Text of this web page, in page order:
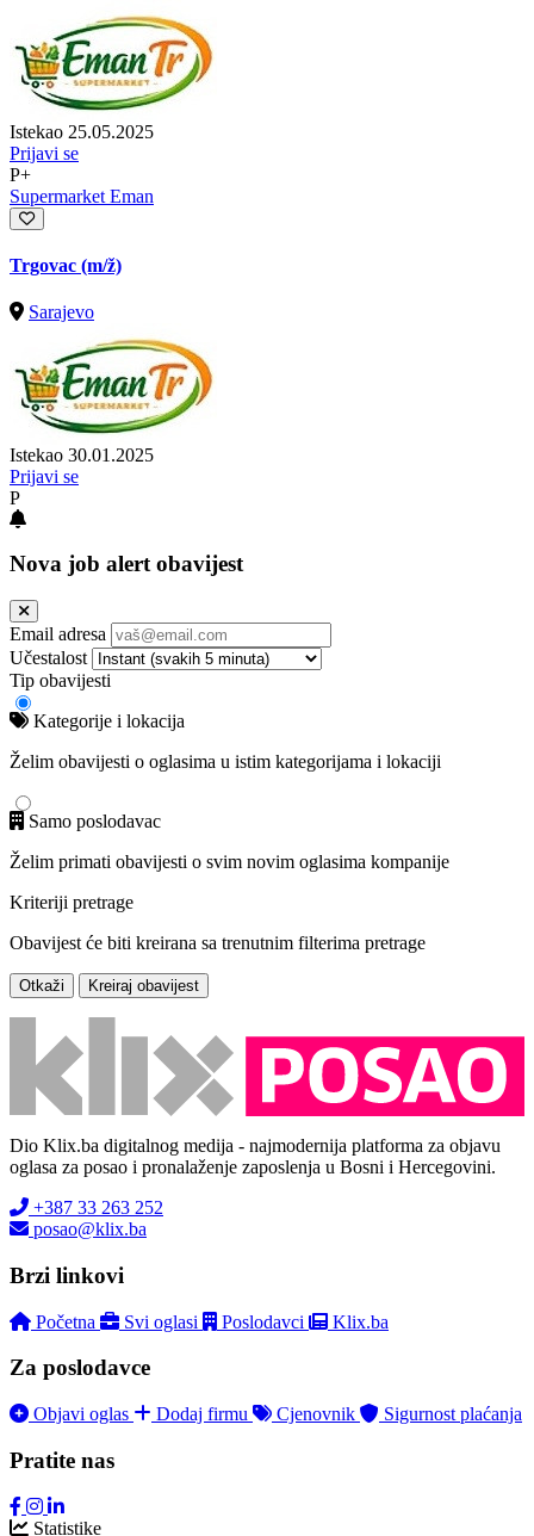
Istekao 25.05.2025
Prijavi se
P+
Supermarket Eman
Trgovac (m/ž)
Sarajevo
Istekao 30.01.2025
Prijavi se
P
Nova job alert obavijest
Email adresa
Učestalost
Tip obavijesti
Kategorije i lokacija
Želim obavijesti o oglasima u istim kategorijama i lokaciji
Samo poslodavac
Želim primati obavijesti o svim novim oglasima kompanije
Kriteriji pretrage
Obavijest će biti kreirana sa trenutnim filterima pretrage
Otkaži Kreiraj obavijest
Dio Klix.ba digitalnog medija - najmodernija platforma za objavu
oglasa za posao i pronalaženje zaposlenja u Bosni i Hercegovini.
+387 33 263 252
posao@klix.ba
Brzi linkovi
Početna Svi oglasi Poslodavci Klix.ba
Za poslodavce
Objavi oglas Dodaj firmu Cjenovnik Sigurnost plaćanja
Pratite nas
Statistike